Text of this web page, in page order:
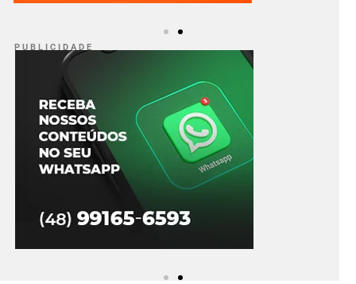
P U B L I C I D A D E